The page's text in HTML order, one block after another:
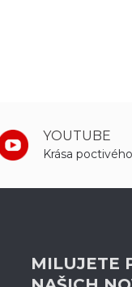
YOUTUBE
Krása
MILUJETE